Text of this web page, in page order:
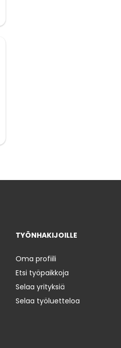
TYÖNHAKIJOILLE
Oma profiili
Etsi työpaikkoja
Selaa yrityksiä
Selaa työluetteloa